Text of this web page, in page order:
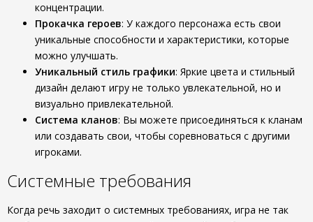
концентрации.
Прокачка героев: У каждого персонажа есть свои
уникальные способности и характеристики, которые
можно улучшать.
Уникальный стиль графики: Яркие цвета и стильный
дизайн делают игру не только увлекательной, но и
визуально привлекательной.
Система кланов: Вы можете присоединяться к кланам
или создавать свои, чтобы соревноваться с другими
игроками.
Системные требования
Когда речь заходит о системных требованиях, игра не так